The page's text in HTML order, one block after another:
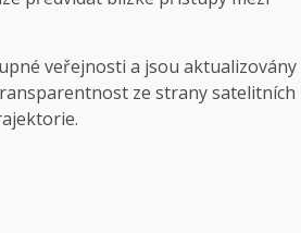
veřejnosti a jsou aktualizovány
ze strany satelitních